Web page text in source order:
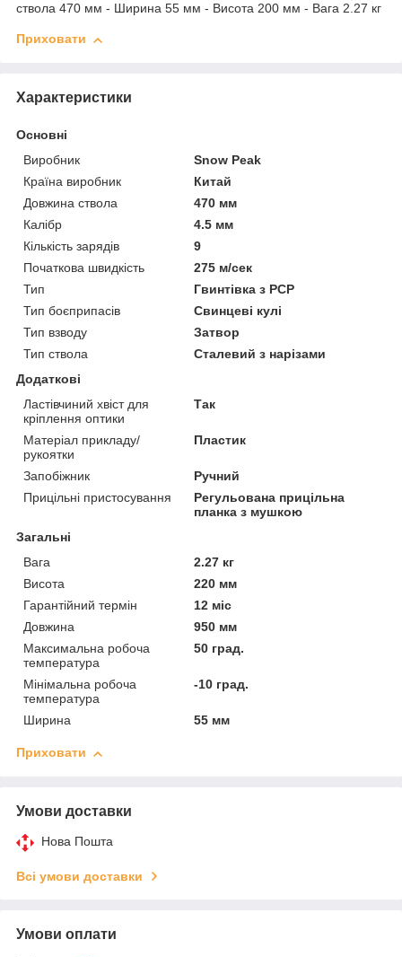
ствола 470 мм - Ширина 55 мм - Висота 200 мм - Вага 2.27 кг
Приховати
Характеристики
Основні
Виробник
Snow Peak
Країна виробник
Китай
Довжина ствола
470 мм
Калібр
4.5 мм
Кількість зарядів
9
Початкова швидкість
275 м/сек
Тип
Гвинтівка з РСР
Тип боєприпасів
Свинцеві кулі
Тип взводу
Затвор
Тип ствола
Сталевий з нарізами
Додаткові
Ластівчиний хвіст для
кріплення оптики
Так
Матеріал прикладу/
рукоятки
Пластик
Запобіжник
Ручний
Прицільні пристосування
Регульована прицільна
планка з мушкою
Загальні
Вага
2.27 кг
Висота
220 мм
Гарантійний термін
12 міс
Довжина
950 мм
Максимальна робоча
температура
50 град.
Мінімальна робоча
температура
-10 град.
Ширина 55 мм
Приховати
Умови доставки
Нова Пошта
Всі умови доставки
Умови оплати